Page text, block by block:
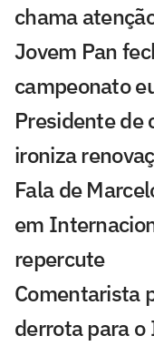
chama
Jovem Pan
campeonato
Presidente de
ironiza
Fala de
em
repercute
Comentarista
derrota para